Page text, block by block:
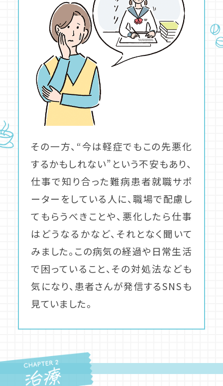
その一方、“今は軽症でもこの先悪化
するかもしれない”という不安もあり、
仕事で知り合った難病患者就職サポ
ーターをしている人に、職場で配慮し
てもらうべきことや、悪化したら仕事
はどうなるかなど、それとなく聞いて
みました。この病気の経過や日常生活
で困っていること、その対処法なども
気になり、患者さんが発信するSNSも
見ていました。